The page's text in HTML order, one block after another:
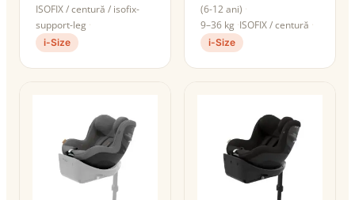
ISOFIX / centură / isofix-
support-leg
i-Size
(6-12 ani)
9–36 kg ISOFIX / centură
i-Size